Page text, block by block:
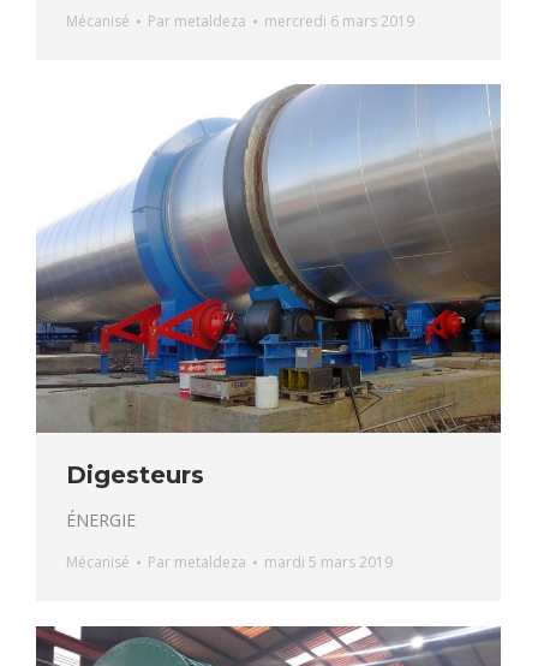
Mécanisé Par metaldeza mercredi 6 mars 2019
Digesteurs
ÉNERGIE
Mécanisé Par metaldeza mardi 5 mars 2019